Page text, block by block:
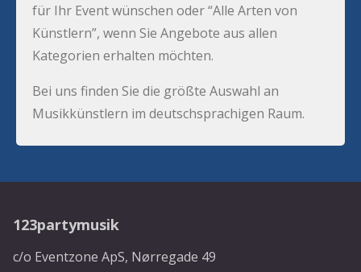
für Ihr Event wünschen oder “Alle Arten von
Künstlern”, wenn Sie Angebote aus allen
Kategorien erhalten möchten.
Bei uns finden Sie die größte Auswahl an
Musikkünstlern im deutschsprachigen Raum.
123partymusik
c/o Eventzone ApS, Nørregade 49